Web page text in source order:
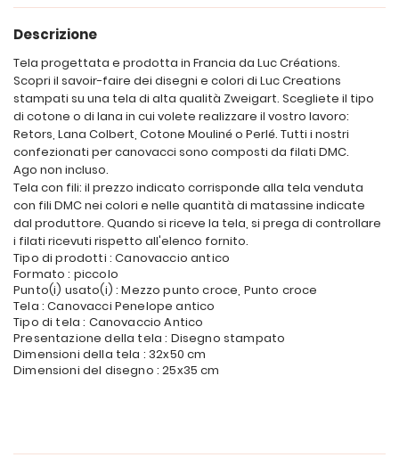
Descrizione
Tela progettata e prodotta in Francia da Luc Créations.
Scopri il savoir-faire dei disegni e colori di Luc Creations
stampati su una tela di alta qualità Zweigart. Scegliete il tipo
di cotone o di lana in cui volete realizzare il vostro lavoro:
Retors, Lana Colbert, Cotone Mouliné o Perlé. Tutti i nostri
confezionati per canovacci sono composti da filati DMC.
Ago non incluso.
Tela con fili: il prezzo indicato corrisponde alla tela venduta
con fili DMC nei colori e nelle quantità di matassine indicate
dal produttore. Quando si riceve la tela, si prega di controllare
i filati ricevuti rispetto all'elenco fornito.
Tipo di prodotti : Canovaccio antico
Formato : piccolo
Punto(i) usato(i) : Mezzo punto croce, Punto croce
Tela : Canovacci Penelope antico
Tipo di tela : Canovaccio Antico
Presentazione della tela : Disegno stampato
Dimensioni della tela : 32x50 cm
Dimensioni del disegno : 25x35 cm